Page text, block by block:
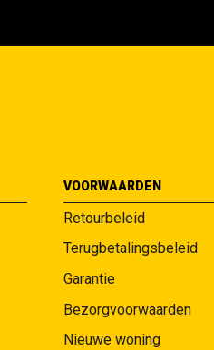
VOORWAARDEN
Retourbeleid
Terugbetalingsbeleid
Garantie
Bezorgvoorwaarden
Nieuwe woning